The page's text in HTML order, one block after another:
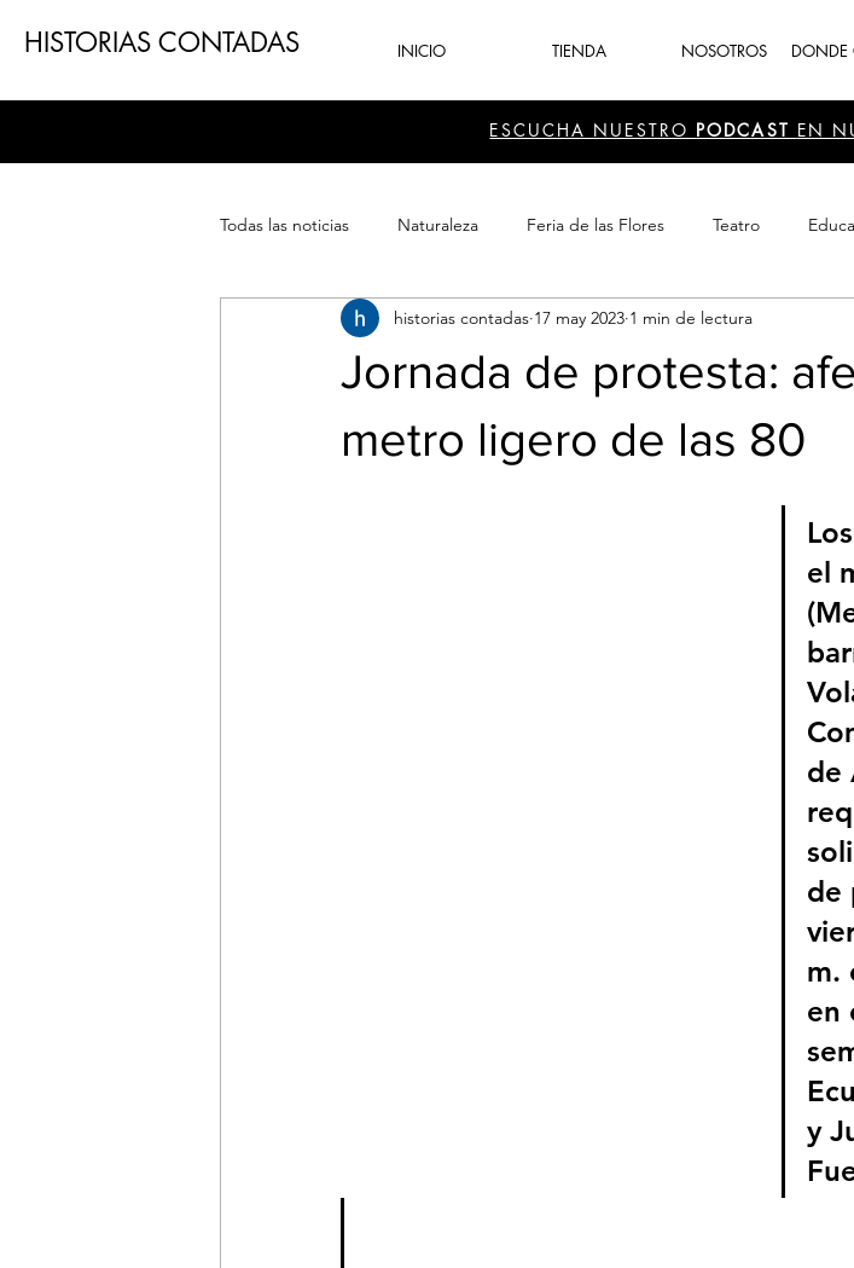
HISTORIAS CONTADAS INICIO TIENDA NOSOTROS DONDE
ESCUCHA NUESTRO PODCAST EN
Todas las noticias Naturaleza Feria de las Flores Teatro
Patrimonio Sector Cultura Recreación
Jornada de protesta:
metro ligero de las 80
historias contadas 17 may 2023 1 min de lectura
el
de
de
m.
en
y